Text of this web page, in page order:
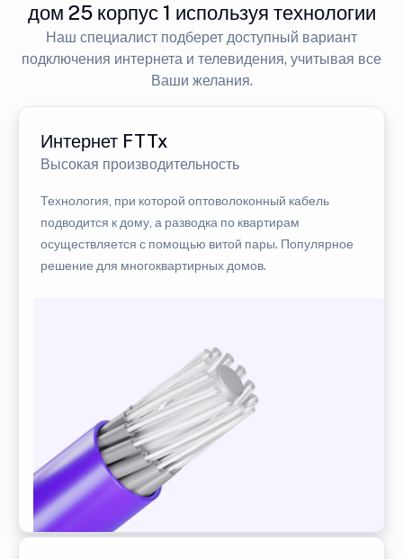
дом 25 корпус 1 используя технологии
Наш специалист подберет доступный вариант
подключения интернета и телевидения, учитывая все
Ваши желания.
Интернет FTTx
Высокая производительность
Технология, при которой оптоволоконный кабель
подводится к дому, а разводка по квартирам
осуществляется с помощью витой пары. Популярное
решение для многоквартирных домов.